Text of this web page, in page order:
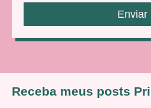
Enviar
Receba meus posts